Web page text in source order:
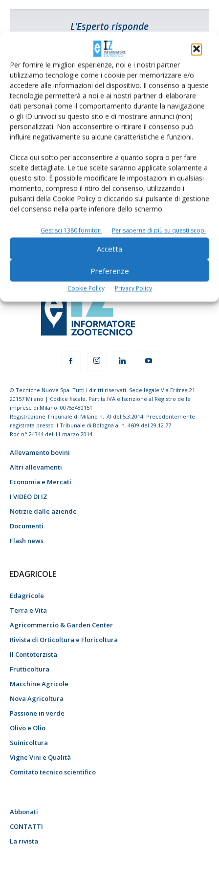
Per fornire le migliori esperienze, noi e i nostri partner
utilizziamo tecnologie come i cookie per memorizzare e/o
accedere alle informazioni del dispositivo. Il consenso a queste
tecnologie permetterà a noi e ai nostri partner di elaborare
dati personali come il comportamento durante la navigazione
o gli ID univoci su questo sito e di mostrare annunci (non)
personalizzati. Non acconsentire o ritirare il consenso può
influire negativamente su alcune caratteristiche e funzioni.
Clicca qui sotto per acconsentire a quanto sopra o per fare
scelte dettagliate. Le tue scelte saranno applicate solamente a
questo sito. È possibile modificare le impostazioni in qualsiasi
momento, compreso il ritiro del consenso, utilizzando i
pulsanti della Cookie Policy o cliccando sul pulsante di gestione
del consenso nella parte inferiore dello schermo.
Gestisci 1380 fornitori Per saperne di più su questi scopi
Accetta
Preferenze
Cookie Policy Privacy Policy
L'Esperto risponde
I consigli di Terra e Vita agli agricoltori
Cerca adesso
Rimani aggiornato sul mondo
dell’agricoltura
Iscriviti alle nostre newsletter
© Tecniche Nuove Spa. Tutti i diritti riservati. Sede legale Via Eritrea 21 -
20157 Milano | Codice fiscale, Partita IVA e Iscrizione al Registro delle
imprese di Milano: 00753480151
Registrazione Tribunale di Milano n. 70 del 5.3.2014. Precedentemente
registrata presso il Tribunale di Bologna al n. 4609 del 29.12.77
Roc n° 24344 del 11 marzo 2014
Allevamento bovini
Altri allevamenti
Economia e Mercati
I VIDEO DI IZ
Notizie dalle aziende
Documenti
Flash news
EDAGRICOLE
Edagricole
Terra e Vita
Agricommercio & Garden Center
Rivista di Orticoltura e Floricoltura
Il Contoterzista
Frutticoltura
Macchine Agricole
Nova Agricoltura
Passione in verde
Olivo e Olio
Suinicoltura
Vigne Vini e Qualità
Comitato tecnico scientifico
Abbonati
CONTATTI
La rivista